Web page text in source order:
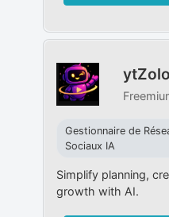
ytZolo
Gestionnaire de
Sociaux IA
Simplify planning,
growth with AI.